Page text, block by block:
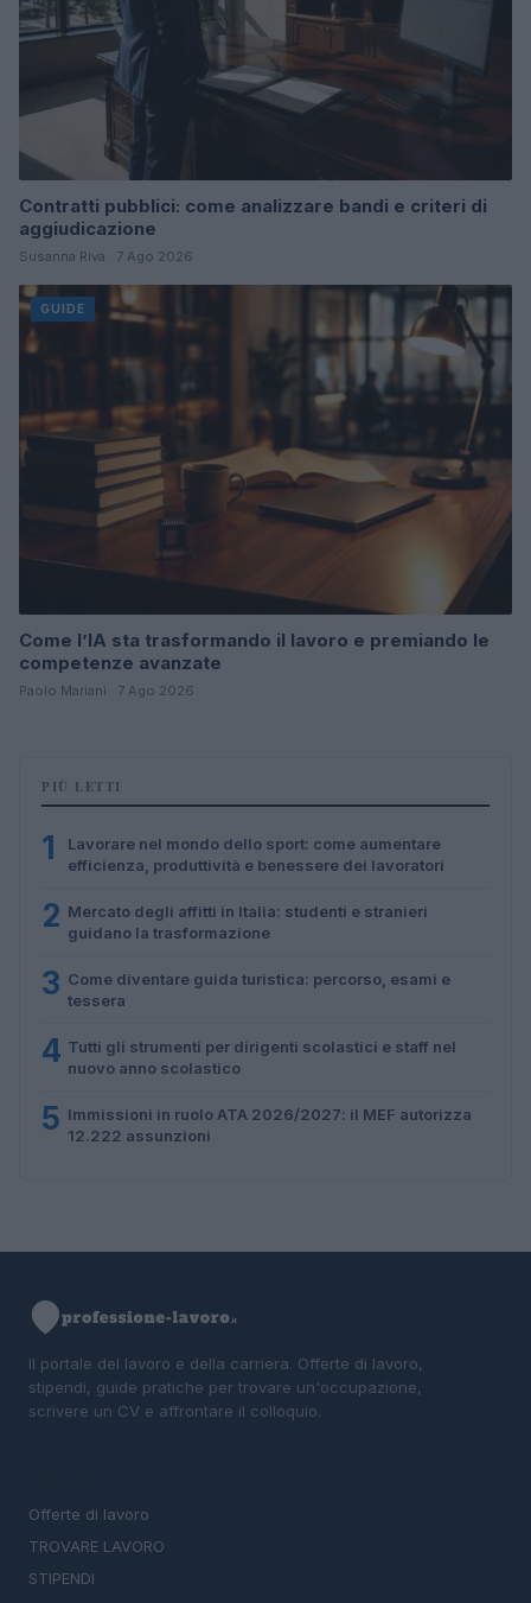
Contratti pubblici: come analizzare bandi e criteri di
aggiudicazione
Susanna Riva · 7 Ago 2026
GUIDE
Come l’IA sta trasformando il lavoro e premiando le
competenze avanzate
Paolo Mariani · 7 Ago 2026
PIÙ LETTI
1
Lavorare nel mondo dello sport: come aumentare
efficienza, produttività e benessere dei lavoratori
2 Mercato degli affitti in Italia: studenti e stranieri
guidano la trasformazione
3 Come diventare guida turistica: percorso, esami e
tessera
4 Tutti gli strumenti per dirigenti scolastici e staff nel
nuovo anno scolastico
5 Immissioni in ruolo ATA 2026/2027: il MEF autorizza
12.222 assunzioni
Il portale del lavoro e della carriera. Offerte di lavoro,
stipendi, guide pratiche per trovare un'occupazione,
scrivere un CV e affrontare il colloquio.
Offerte di lavoro
TROVARE LAVORO
STIPENDI